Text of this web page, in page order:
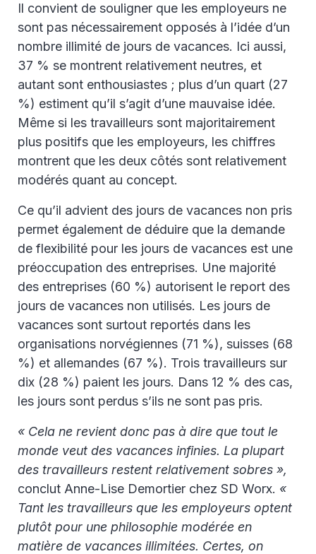
Il convient de souligner que les employeurs ne
sont pas nécessairement opposés à l’idée d’un
nombre illimité de jours de vacances. Ici aussi,
37 % se montrent relativement neutres, et
autant sont enthousiastes ; plus d’un quart (27
%) estiment qu’il s’agit d’une mauvaise idée.
Même si les travailleurs sont majoritairement
plus positifs que les employeurs, les chiffres
montrent que les deux côtés sont relativement
modérés quant au concept.
Ce qu’il advient des jours de vacances non pris
permet également de déduire que la demande
de flexibilité pour les jours de vacances est une
préoccupation des entreprises. Une majorité
des entreprises (60 %) autorisent le report des
jours de vacances non utilisés. Les jours de
vacances sont surtout reportés dans les
organisations norvégiennes (71 %), suisses (68
%) et allemandes (67 %). Trois travailleurs sur
dix (28 %) paient les jours. Dans 12 % des cas,
les jours sont perdus s’ils ne sont pas pris.
« Cela ne revient donc pas à dire que tout le
monde veut des vacances infinies. La plupart
des travailleurs restent relativement sobres »,
conclut Anne-Lise Demortier chez SD Worx. «
Tant les travailleurs que les employeurs optent
plutôt pour une philosophie modérée en
matière de vacances illimitées. Certes, on